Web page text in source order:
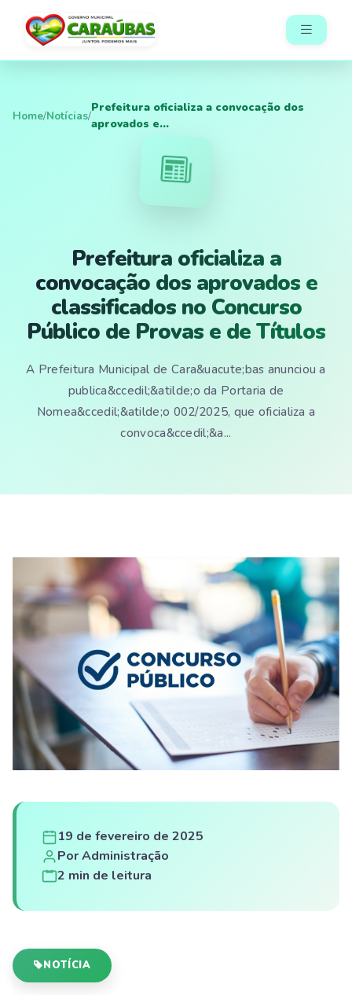
Home/Notícias/
Prefeitura oficializa a convocação dos
aprovados e...
Prefeitura oficializa a
convocação dos aprovados e
classificados no Concurso
Público de Provas e de Títulos
A Prefeitura Municipal de Cara&uacute;bas anunciou a
publica&ccedil;&atilde;o da Portaria de
Nomea&ccedil;&atilde;o 002/2025, que oficializa a
convoca&ccedil;&a...
19 de fevereiro de 2025
Por Administração
2 min de leitura
NOTÍCIA